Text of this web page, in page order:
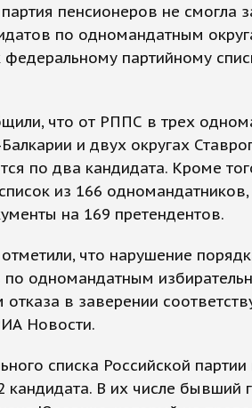
пенсионеров не смогла
по одномандатным
федеральному партийному
что от РППС в трех
и двух округах
по два кандидата. Кроме
из 166
на 169 претендентов.
что нарушение
по одномандатным
в заверении
Новости.
списка Российской
кандидата. В их числе бывший